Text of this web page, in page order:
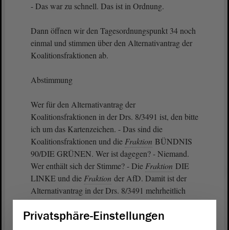
- Das war zu schnell. Das ist in Ordnung.
Dann öffnen wir den Tagesordnungspunkt 34 noch
einmal und stimmen über den Alternativantrag der
Koalitionsfraktionen ab.
Abstimmung
Wer für den Alternativantrag der
Koalitionsfraktionen in der Drs. 8/3491 ist, den bitte
ich um das Kartenzeichen. - Das sind die
Koalitionsfraktionen und die Fraktion BÜNDNIS
90/DIE GRÜNEN. Wer ist dagegen? - Niemand.
Wer enthält sich der Stimme? - Die Fraktion DIE
LINKE und die Fraktion der AfD. Damit ist der
Alternativantrag in der Drs. 8/3491 mehrheitlich
angenommen worden.
Privatsphäre-Einstellungen